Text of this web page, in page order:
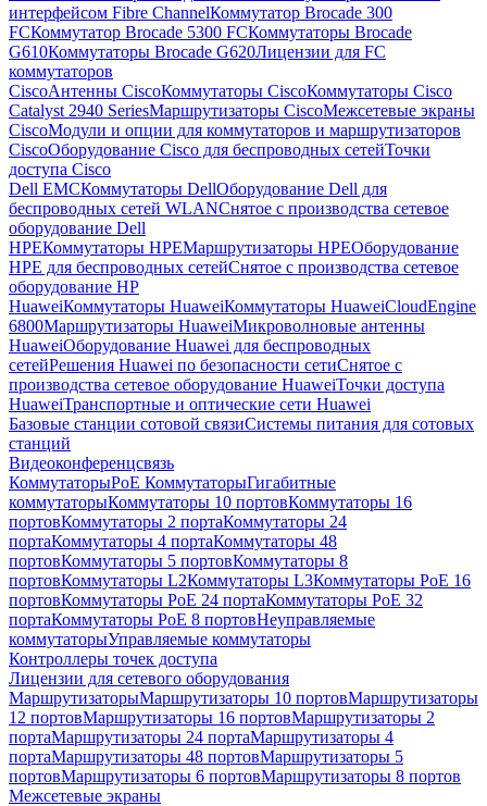
интерфейсом Fibre ChannelКоммутатор Brocade 300
FCКоммутатор Brocade 5300 FCКоммутаторы Brocade
G610Коммутаторы Brocade G620Лицензии для FC
коммутаторов
CiscoАнтенны CiscoКоммутаторы CiscoКоммутаторы Cisco
Catalyst 2940 SeriesМаршрутизаторы CiscoМежсетевые экраны
CiscoМодули и опции для коммутаторов и маршрутизаторов
CiscoОборудование Cisco для беспроводных сетейТочки
доступа Cisco
Dell EMCКоммутаторы DellОборудование Dell для
беспроводных сетей WLANСнятое с производства сетевое
оборудование Dell
HPEКоммутаторы HPEМаршрутизаторы HPEОборудование
HPE для беспроводных сетейСнятое с производства сетевое
оборудование HP
HuaweiКоммутаторы HuaweiКоммутаторы HuaweiCloudEngine
6800Маршрутизаторы HuaweiМикроволновые антенны
HuaweiОборудование Huawei для беспроводных
сетейРешения Huawei по безопасности сетиСнятое с
производства сетевое оборудование HuaweiТочки доступа
HuaweiТранспортные и оптические сети Huawei
Базовые станции сотовой связиСистемы питания для сотовых
станций
Видеоконференцсвязь
КоммутаторыPoE КоммутаторыГигабитные
коммутаторыКоммутаторы 10 портовКоммутаторы 16
портовКоммутаторы 2 портаКоммутаторы 24
портаКоммутаторы 4 портаКоммутаторы 48
портовКоммутаторы 5 портовКоммутаторы 8
портовКоммутаторы L2Коммутаторы L3Коммутаторы PoE 16
портовКоммутаторы PoE 24 портаКоммутаторы PoE 32
портаКоммутаторы PoE 8 портовНеуправляемые
коммутаторыУправляемые коммутаторы
Контроллеры точек доступа
Лицензии для сетевого оборудования
МаршрутизаторыМаршрутизаторы 10 портовМаршрутизаторы
12 портовМаршрутизаторы 16 портовМаршрутизаторы 2
портаМаршрутизаторы 24 портаМаршрутизаторы 4
портаМаршрутизаторы 48 портовМаршрутизаторы 5
портовМаршрутизаторы 6 портовМаршрутизаторы 8 портов
Межсетевые экраны